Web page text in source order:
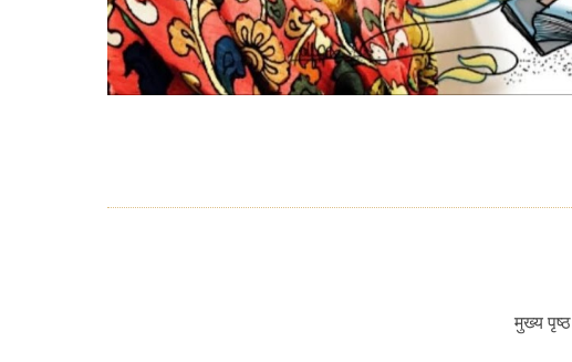
मुख्य पृष्ठ